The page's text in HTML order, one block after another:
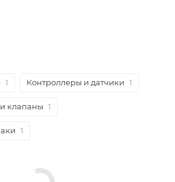
1 Контроллеры и датчики 1
клапаны 1
1